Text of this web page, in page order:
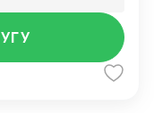
населения по